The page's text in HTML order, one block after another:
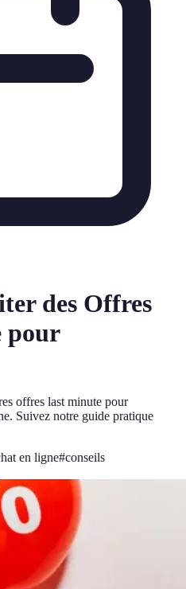
des Offres
pour
offres last minute pour
Suivez notre guide pratique
en ligne#conseils